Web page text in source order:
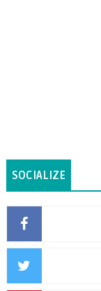
SOCIALIZE